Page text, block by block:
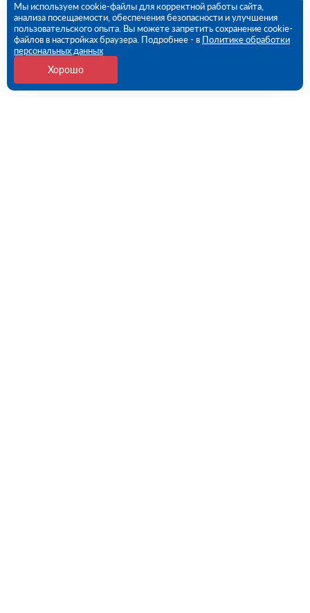
Мы используем cookie-файлы для корректной работы сайта,
анализа посещаемости, обеспечения безопасности и улучшения
пользовательского опыта. Вы можете запретить сохранение cookie-
файлов в настройках браузера. Подробнее - в Политике обработки
персональных данных
Хорошо